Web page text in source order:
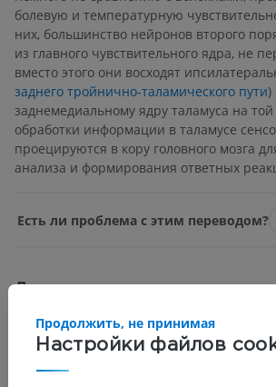
болевую и температурную
них, большинство нейронов второго
из главного чувствительного ядра, не
вместо этого они восходят
заднего тройнично-таламического пути)
заднемедиальному ядру таламуса на
обработки информации в таламусе
проецируются в кору головного мозга
анализа и формирования ответных
Есть ли проблема с этим переводом?
Price S, Daly DT. Neuroanatomy, Trigeminal
May 1]. In: StatPearls [Internet]. Treasure Island
Publishing; 2024 Jan-. Available from:
https://www.ncbi.nlm.nih.gov/books/NBK539823/
Настройки файлов
Продолжить, не принимая